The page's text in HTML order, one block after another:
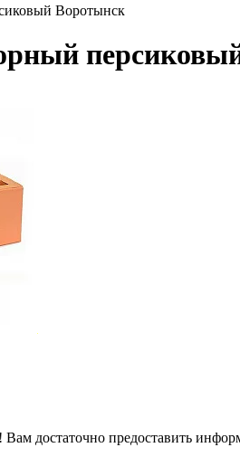
Воротынск
достаточно предоставить